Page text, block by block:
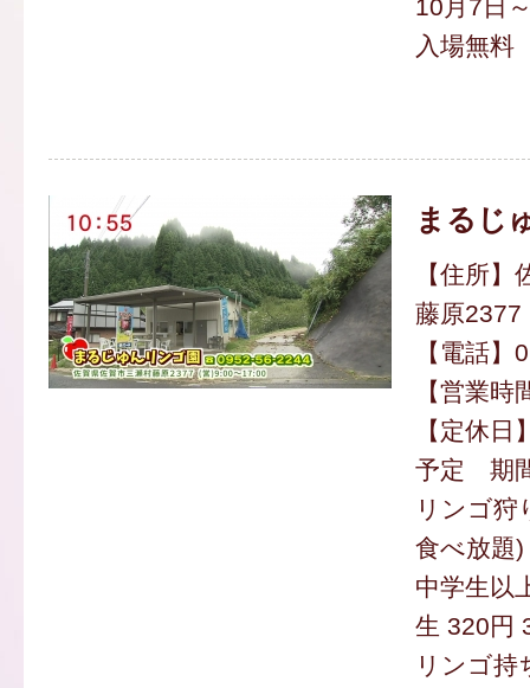
10月7日
入場無料
まるじ
【住所
藤原2377
【電話
【営業
【定休
予定 期
リンゴ狩
食べ放題)
中学生以
生 320円
リンゴ持